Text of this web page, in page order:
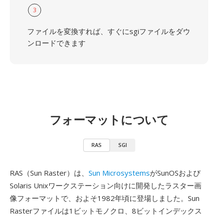
3
ファイルを変換すれば、すぐにsgiファイルをダウ
ンロードできます
フォーマットについて
RAS SGI
RAS（Sun Raster）は、 Sun MicrosystemsがSunOSおよび
Solaris Unixワークステーション向けに開発したラスター画
像フォーマットで、およそ1982年頃に登場しました。Sun
Rasterファイルは1ビットモノクロ、8ビットインデックス